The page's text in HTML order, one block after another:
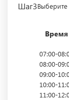
Шаг3
Время
07:00-
08:00-
09:00-
10:00-
11:00-